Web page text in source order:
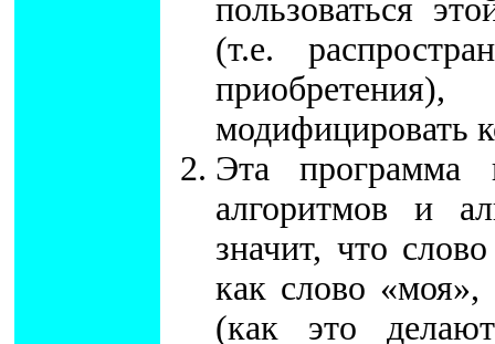
пользоваться
(т.е.
модифицировать
Эта программа
алгоритмов и
значит, что
как слово
(как это